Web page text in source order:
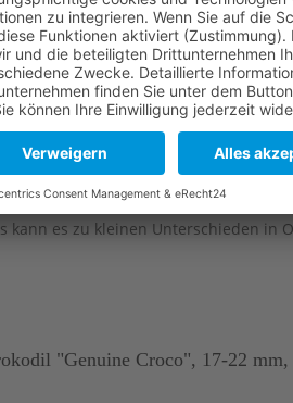
80 mm
80 mm
es zu kleinen Unterschieden in
"Genuine Croco", 17-22 mm,